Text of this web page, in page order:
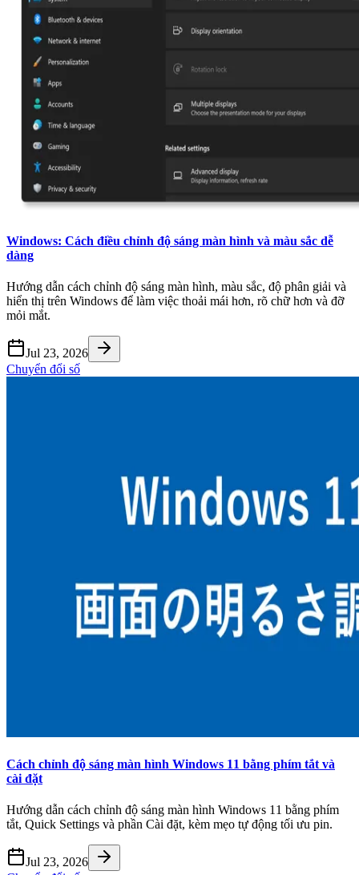
Windows: Cách điều chỉnh độ sáng màn hình và màu sắc dễ
dàng
Hướng dẫn cách chỉnh độ sáng màn hình, màu sắc, độ phân giải và
hiển thị trên Windows để làm việc thoải mái hơn, rõ chữ hơn và đỡ
mỏi mắt.
Jul 23, 2026
Chuyển đổi số
Cách chỉnh độ sáng màn hình Windows 11 bằng phím tắt và
cài đặt
Hướng dẫn cách chỉnh độ sáng màn hình Windows 11 bằng phím
tắt, Quick Settings và phần Cài đặt, kèm mẹo tự động tối ưu pin.
Jul 23, 2026